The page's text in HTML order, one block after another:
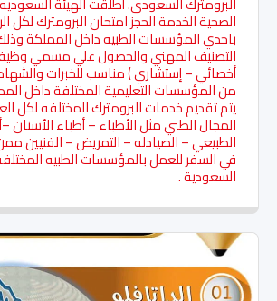
الصحية الخدمة الحجز امتحان البرومترك لكل
باحدي المؤسسات الطبيه داخل المملكة
التصنيف المهني والحصول علي مسمي
أخصائي – إستشاري ) مناسب للخبرات
من المؤسسات التعليمية المختلفة داخل
يتم تقديم خدمات البرومترك المختلفه لكل
المجال الطبي مثل الأطباء – أطباء الأسنان
الطبيعي – الصيادله – التمريض – الفنيين
في السفر للعمل بالمؤسسات الطبيه
السعودية .